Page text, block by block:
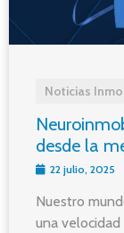
Noticias
desde la
22 julio, 2025
Nuestro
una